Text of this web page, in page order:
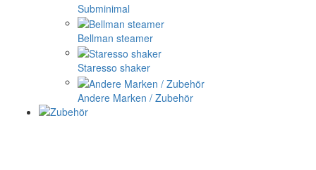
Subminimal
Bellman steamer
Staresso shaker
Andere Marken / Zubehör